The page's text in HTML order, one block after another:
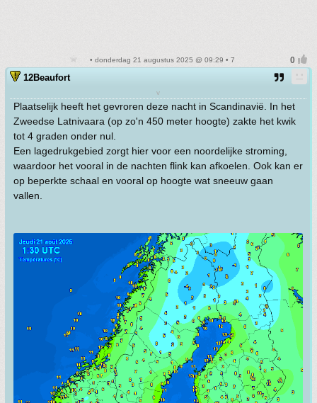
• donderdag 21 augustus 2025 @ 09:29 • 7
12Beaufort
v
Plaatselijk heeft het gevroren deze nacht in Scandinavië. In het
Zweedse Latnivaara (op zo'n 450 meter hoogte) zakte het kwik
tot 4 graden onder nul.
Een lagedrukgebied zorgt hier voor een noordelijke stroming,
waardoor het vooral in de nachten flink kan afkoelen. Ook kan er
op beperkte schaal en vooral op hoogte wat sneeuw gaan
vallen.